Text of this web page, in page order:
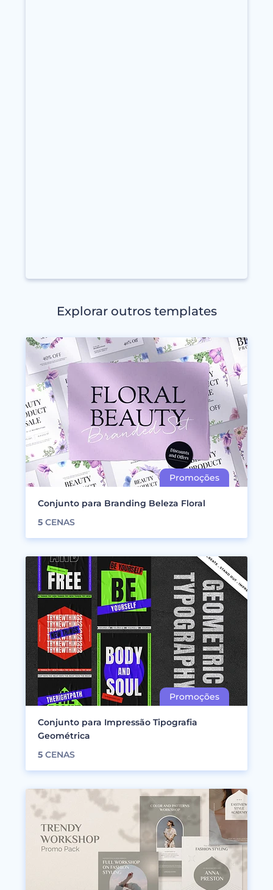
Explorar outros templates
Conjunto para Branding Beleza Floral
5 CENAS
Conjunto para Impressão Tipografia
Geométrica
5 CENAS